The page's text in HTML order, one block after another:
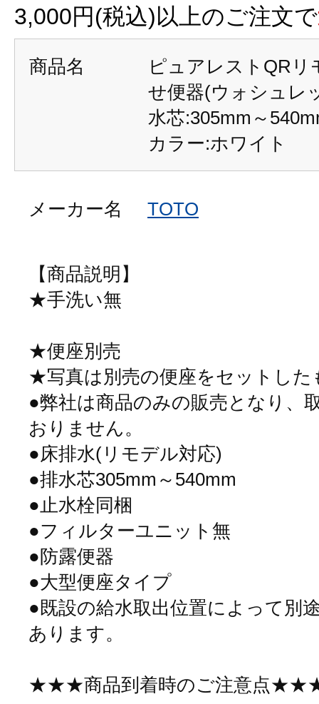
3,000円(税込)以上のご注文で
商品名
ピュアレストQR
せ便器(ウォシュ
水芯:305mm～
カラー:ホワイト
メーカー名 TOTO
【商品説明】
★手洗い無
★便座別売
★写真は別売の便座をセットした
●弊社は商品のみの販売となり、
おりません。
●床排水(リモデル対応)
●排水芯305mm～540mm
●止水栓同梱
●フィルターユニット無
●防露便器
●大型便座タイプ
●既設の給水取出位置によって別
あります。
★★★商品到着時のご注意点